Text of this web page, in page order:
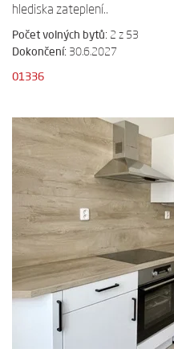
hlediska zateplení..
Počet volných bytů: 2 z 53
Dokončení: 30.6.2027
01336